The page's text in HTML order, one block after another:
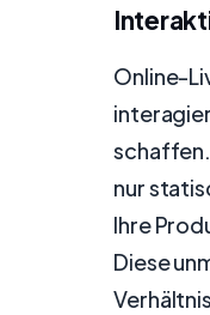
Online-
nur
Ihre
Diese